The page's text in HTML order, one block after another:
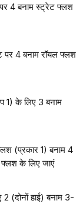
4 बनाम स्ट्रेट फ्लश
4 बनाम रॉयल फ्लश
के लिए 3 बनाम
(प्रकार 1) बनाम 4
के लिए जाएं
(दोनों हाई) बनाम 3-